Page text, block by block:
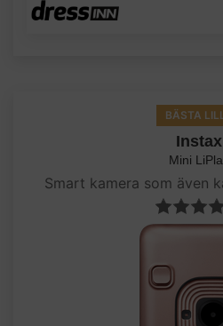
BÄSTA
Instax
Mini
Smart kamera som även